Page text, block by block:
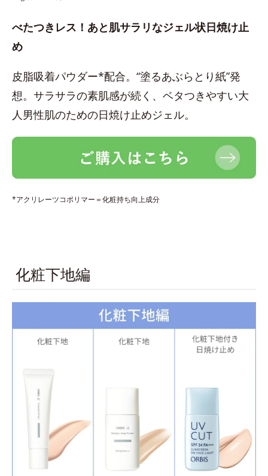
べたつきレス！あと肌サラリなジェル状日焼け止
め
皮脂吸着パウダー*配合。“塗るあぶらとり紙”発
想。サラサラの素肌感が続く、ベタつきやすい大
人男性肌のための日焼け止めジェル。
*アクリレーツコポリマー＝化粧持ち向上成分
化粧下地編